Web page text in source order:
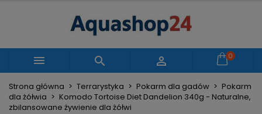
   0
Strona główna Terrarystyka Pokarm dla gadów
Pokarm
dla żółwia
Komodo Tortoise Diet Dandelion 340g - Naturalne,
zbilansowane żywienie dla żółwi
Moje listy życzeń
add_circle_outline Utwórz nową listę
Utwórz listę życzeń
Nazwa listy życzeń
Zaloguj się
Musisz być zalogowany by zapisać produkty na
swojej liście życzeń.
Anuluj Zaloguj się